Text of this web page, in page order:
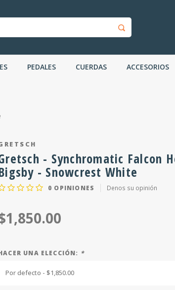
PEDALES CUERDAS ACCESORIOS
- Synchromatic Falcon
- Snowcrest White
0 OPINIONES Denos su opinión
UNA ELECCIÓN: *
Por defecto - $1,850.00